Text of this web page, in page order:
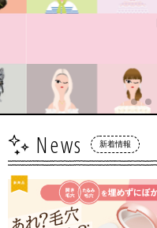
News 新着情報
新商品